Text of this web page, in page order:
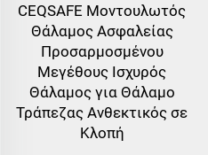
CEQSAFE Μοντουλωτός
Θάλαμος Ασφαλείας
Προσαρμοσμένου
Μεγέθους Ισχυρός
Θάλαμος για Θάλαμο
Τράπεζας Ανθεκτικός σε
Κλοπή